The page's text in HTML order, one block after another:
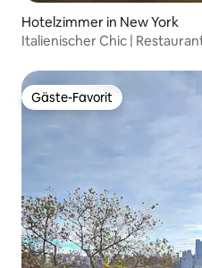
Hotelzimmer in New York
Italienischer Chic |
Gäste-Favorit
Gäste-Favorit